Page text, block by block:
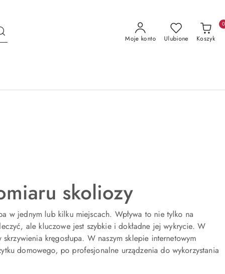
Moje konto Ulubione Koszyk
0
skoliozy
w jednym lub kilku miejscach. Wpływa to nie tylko na
ale kluczowe jest szybkie i dokładne jej wykrycie. W
kręgosłupa. W naszym sklepie internetowym
domowego, po profesjonalne urządzenia do wykorzystania